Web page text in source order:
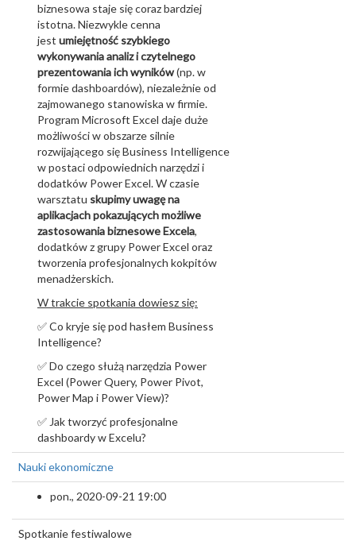
biznesowa staje się coraz bardziej
istotna. Niezwykle cenna
jest umiejętność szybkiego
wykonywania analiz i czytelnego
prezentowania ich wyników(np. w
formie dashboardów), niezależnie od
zajmowanego stanowiska w firmie.
Program Microsoft Excel daje duże
możliwości w obszarze silnie
rozwijającego się Business Intelligence
w postaci odpowiednich narzędzi i
dodatków Power Excel. W czasie
warsztatu skupimy uwagę na
aplikacjach pokazujących możliwe
zastosowania biznesowe Excela,
dodatków z grupy Power Excel oraz
tworzenia profesjonalnych kokpitów
menadżerskich.
W trakcie spotkania dowiesz się:
✅ Co kryje się pod hasłem Business
Intelligence?
✅ Do czego służą narzędzia Power
Excel (Power Query, Power Pivot,
Power Map i Power View)?
✅ Jak tworzyć profesjonalne
dashboardy w Excelu?
Nauki ekonomiczne
pon., 2020-09-21 19:00
Spotkanie festiwalowe